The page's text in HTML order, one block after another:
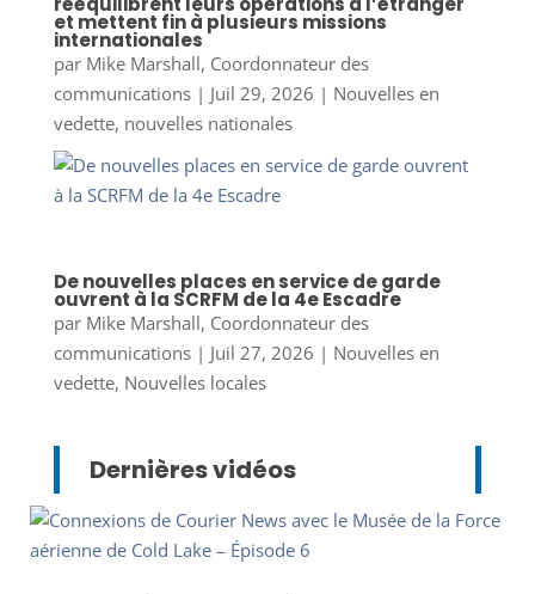
et mettent fin à plusieurs missions
internationales
par Mike Marshall, Coordonnateur des
communications| Juil 29, 2026 | Nouvelles en
vedette, nouvelles nationales
De nouvelles places en service de garde
ouvrent à la SCRFM de la 4e Escadre
par Mike Marshall, Coordonnateur des
communications| Juil 27, 2026 | Nouvelles en
vedette, Nouvelles locales
Dernières vidéos